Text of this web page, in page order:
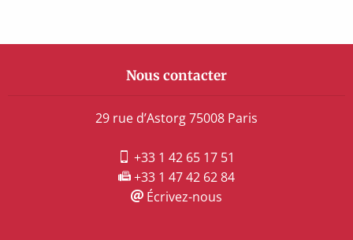
Nous contacter
29 rue d’Astorg 75008 Paris
+33 1 42 65 17 51
+33 1 47 42 62 84
Écrivez-nous